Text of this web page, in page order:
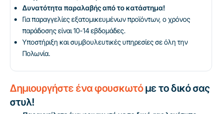
Δυνατότητα παραλαβής από το κατάστημα!
Για παραγγελίες εξατομικευμένων προϊόντων, ο χρόνος
παράδοσης είναι 10-14 εβδομάδες.
Υποστήριξη και συμβουλευτικές υπηρεσίες σε όλη την
Πολωνία.
Δημιουργήστε ένα φουσκωτό με το δικό σας
στυλ!